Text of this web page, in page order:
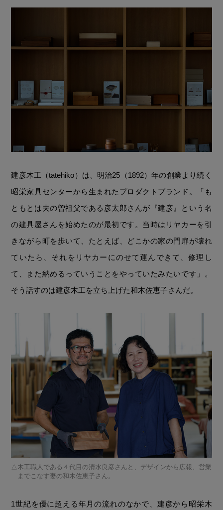
建彦木工（tatehiko）は、明治25（1892）年の創業より続く
昭栄家具センターから生まれたプロダクトブランド。「も
ともとは夫の曽祖父である彦太郎さんが『建彦』という名
の建具屋さんを始めたのが最初です。当時はリヤカーを引
きながら町を歩いて、たとえば、どこかの家の門扉が壊れ
ていたら、それをリヤカーにのせて運んできて、修理し
て、また納めるっていうことをやっていたみたいです」。
そう話すのは建彦木工を立ち上げた和木佐恵子さんだ。
木工職人である４代目の清水良彦さんと、デザインから広報、営業
までこなす妻の和木佐恵子さん。
1世紀を優に超える年月の流れのなかで、建彦から昭栄木